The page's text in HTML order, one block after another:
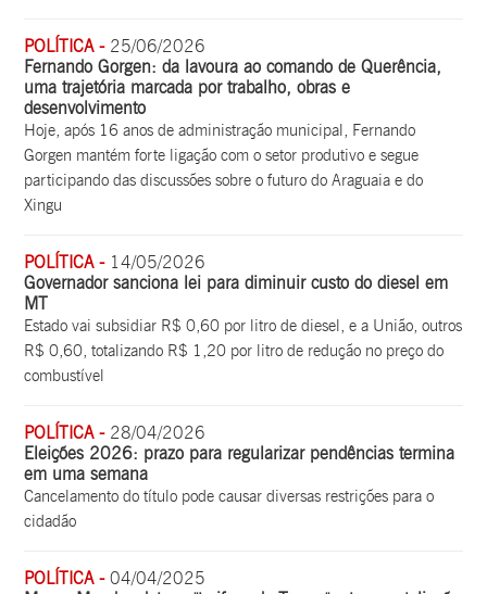
POLÍTICA - 25/06/2026
Fernando Gorgen: da lavoura ao comando de Querência,
uma trajetória marcada por trabalho, obras e
desenvolvimento
Hoje, após 16 anos de administração municipal, Fernando
Gorgen mantém forte ligação com o setor produtivo e segue
participando das discussões sobre o futuro do Araguaia e do
Xingu
POLÍTICA - 14/05/2026
Governador sanciona lei para diminuir custo do diesel em
MT
Estado vai subsidiar R$ 0,60 por litro de diesel, e a União, outros
R$ 0,60, totalizando R$ 1,20 por litro de redução no preço do
combustível
POLÍTICA - 28/04/2026
Eleições 2026: prazo para regularizar pendências termina
em uma semana
Cancelamento do título pode causar diversas restrições para o
cidadão
POLÍTICA -04/04/2025